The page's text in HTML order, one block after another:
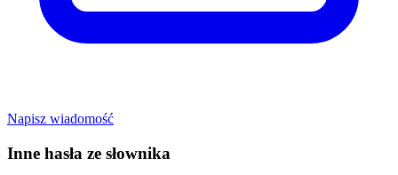
Napisz wiadomość
Inne hasła ze słownika